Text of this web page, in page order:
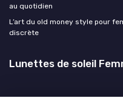
au quotidien
L’art du old money style pour
discrète
Lunettes de soleil